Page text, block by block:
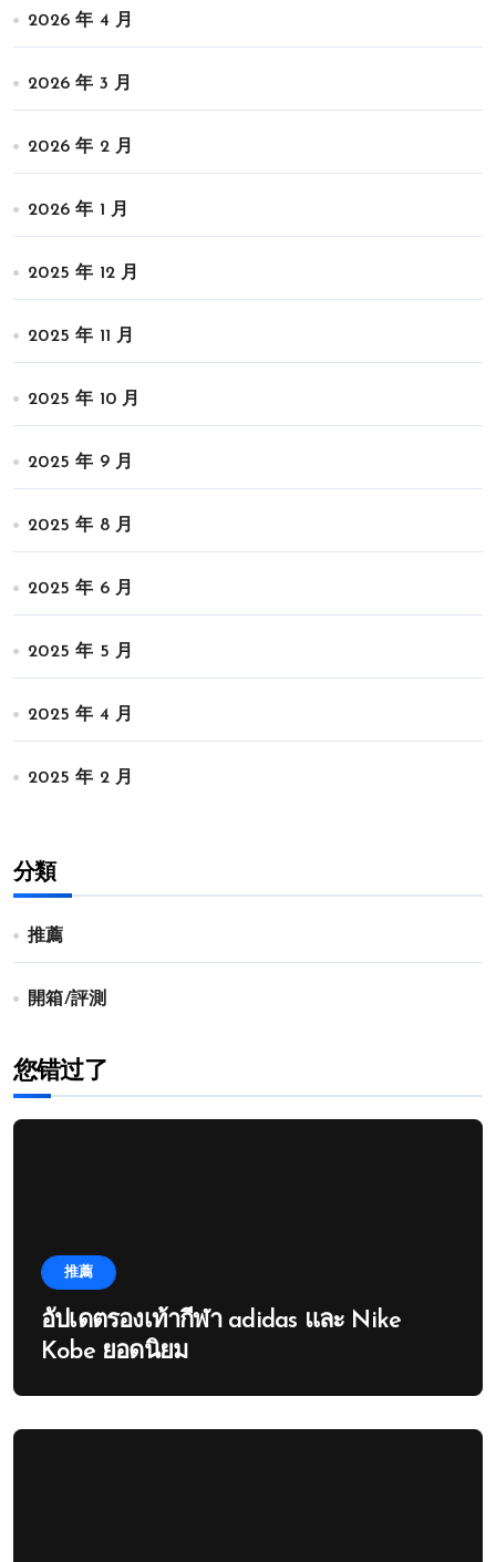
2026 年 4 月
2026 年 3 月
2026 年 2 月
2026 年 1 月
2025 年 12 月
2025 年 11 月
2025 年 10 月
2025 年 9 月
2025 年 8 月
2025 年 6 月
2025 年 5 月
2025 年 4 月
2025 年 2 月
分類
推薦
開箱/評測
您错过了
推薦
อัปเดตรองเท้ากีฬา adidas และ Nike
Kobe ยอดนิยม